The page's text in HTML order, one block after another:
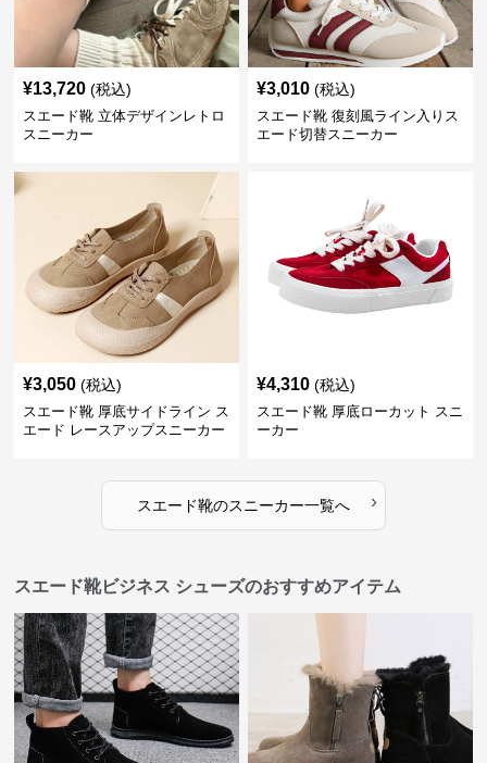
¥13,720 (税込)
スエード靴 立体デザインレトロ
スニーカー
¥3,010 (税込)
スエード靴 復刻風ライン入りス
エード切替スニーカー
¥3,050 (税込)
スエード靴 厚底サイドライン ス
エード レースアップスニーカー
¥4,310 (税込)
スエード靴 厚底ローカット スニ
ーカー
スエード靴のスニーカー一覧へ ›
スエード靴ビジネス シューズのおすすめアイテム